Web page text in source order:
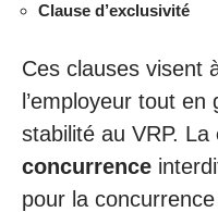
Clause d’exclusivité
Ces clauses visent
l’employeur tout
stabilité au VRP. La
concurrence
pour la